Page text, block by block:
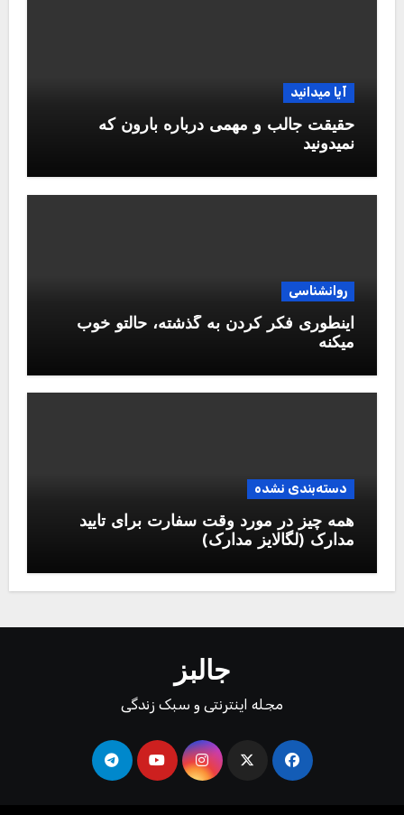
آیا میدانید
حقیقت جالب و مهمی درباره بارون که
نمیدونید
روانشناسی
اینطوری فکر کردن به گذشته، حالتو خوب
میکنه
دسته‌بندی نشده
همه چیز در مورد وقت سفارت برای تایید
مدارک (لگالایز مدارک)
جالبز
مجله اینترنتی و سبک زندگی